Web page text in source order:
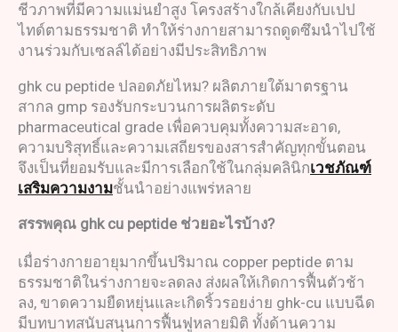
ชีวภาพที่มีความแม่นยำสูง โครงสร้างใกล้เคียงกับเปป
ไทด์ตามธรรมชาติ ทำให้ร่างกายสามารถดูดซึมนำไปใช้
งานร่วมกับเซลล์ได้อย่างมีประสิทธิภาพ
ghk cu peptide ปลอดภัยไหม? ผลิตภายใต้มาตรฐาน
สากล gmp รองรับกระบวนการผลิตระดับ
pharmaceutical grade เพื่อควบคุมทั้งความสะอาด,
ความบริสุทธิ์และความเสถียรของสารสำคัญทุกขั้นตอน
จึงเป็นที่ยอมรับและมีการเลือกใช้ในกลุ่มคลินิกเวชภัณฑ์
เสริมความงามชั้นนำอย่างแพร่หลาย
สรรพคุณ ghk cu peptide ช่วยอะไรบ้าง?
เมื่อร่างกายอายุมากขึ้นปริมาณ copper peptide ตาม
ธรรมชาติในร่างกายจะลดลง ส่งผลให้เกิดการฟื้นตัวช้า
ลง, ขาดความยืดหยุ่นและเกิดริ้วรอยง่าย ghk-cu แบบฉีด
มีบทบาทสนับสนุนการฟื้นฟูหลายมิติ ทั้งด้านความ